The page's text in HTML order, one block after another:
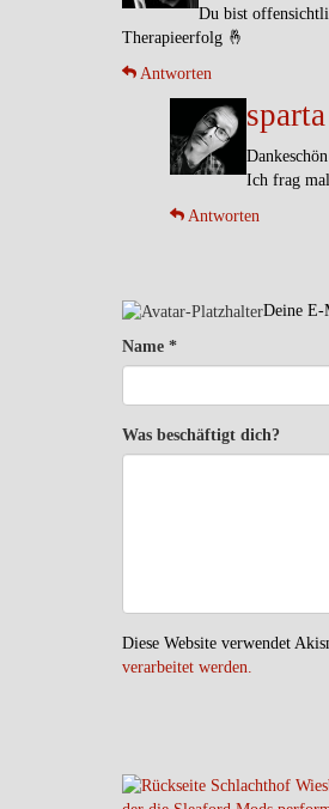
Du bist
Therapieerfolg 🤞
Antworten
sparta
Ich frag
Antworten
Deine
Name *
Was beschäftigt dich?
Diese Website verwendet
verarbeitet werden.